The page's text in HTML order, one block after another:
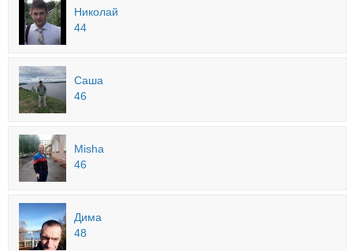
Николай
44
Саша
46
Misha
46
Дима
48